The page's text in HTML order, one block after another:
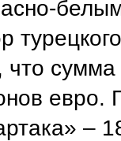
что
евро.
–